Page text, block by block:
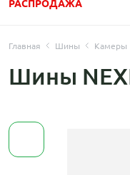
РАСПРОДАЖА
Главная Шины Камеры
Шины